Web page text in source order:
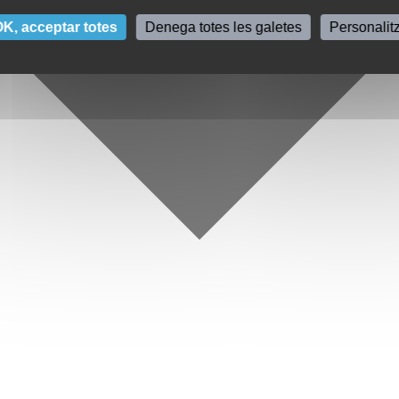
acceptar totes Denega totes les galetes